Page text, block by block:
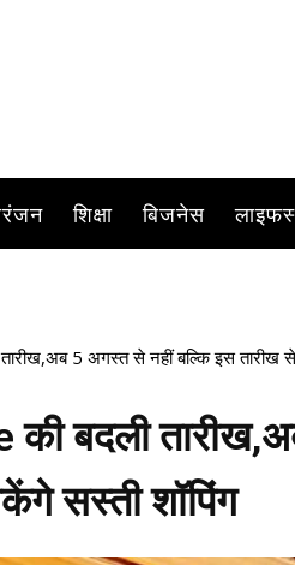
शिक्षा बिजनेस
5 अगस्त से नहीं बल्कि इस तारीख
बदली
सस्ती शॉपिंग